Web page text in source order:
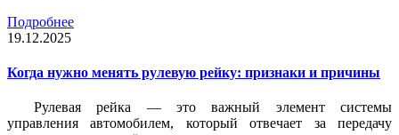
Подробнее
19.12.2025
Когда нужно менять рулевую рейку: признаки и причины
Рулевая рейка — это важный элемент системы
управления автомобилем, который отвечает за передачу